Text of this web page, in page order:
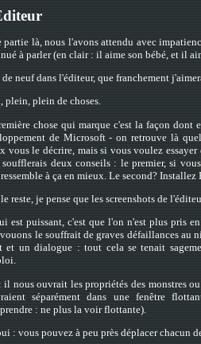
partie là, nous l'avons attendu avec
à parler (en clair : il aime son bébé, et il
neuf dans l'éditeur, que franchement
plein, plein de choses.
chose qui marque c'est la façon
de Microsoft - on retrouve là
vous le décrire, mais si vous voulez
soufflerais deux conseils : le premier, si
à ça en mieux. Le second?
reste, je pense que les screenshots de
est puissant, c'est que l'on n'est plus pris
le souffrait de graves défaillances au
et un dialogue : tout cela se tenait
il nous ouvrait les propriétés des monstres
séparément dans une fenêtre
: ne plus la voir flottante).
: vous pouvez à peu près déplacer chacun